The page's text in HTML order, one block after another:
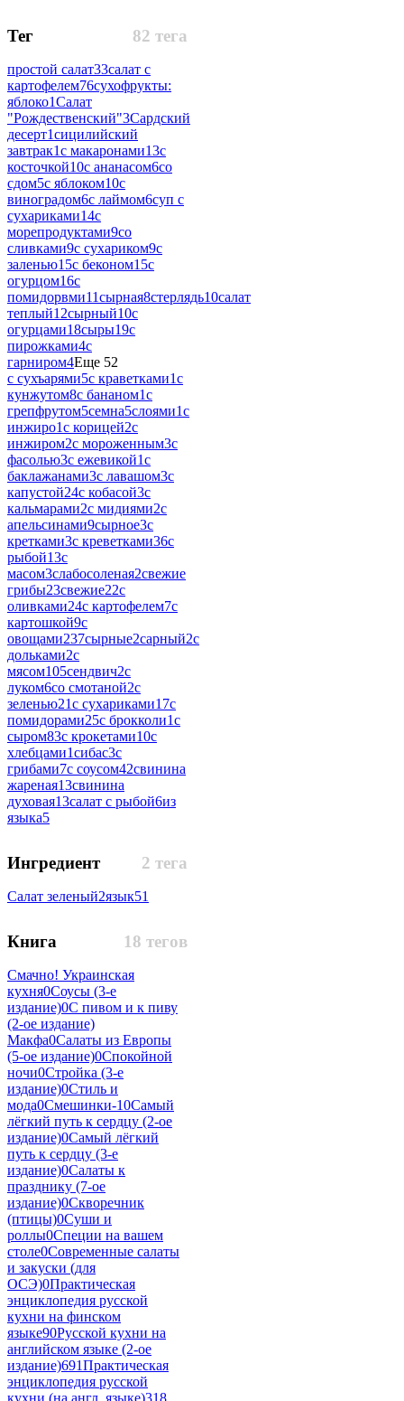
82 тега
Тег
простой салат33салат с
картофелем76сухофрукты:
яблоко1Салат
"Рождественский"3Сардский
десерт1сицилийский
завтрак1с макаронами13с
косточкой10с ананасом6со
сдом5с яблоком10с
виноградом6с лаймом6суп с
сухариками14с
морепродуктами9со
сливками9с сухариком9с
заленью15с беконом15с
огурцом16с
помидорвми11сырная8стерлядь10салат
теплый12сырный10с
огурцами18сыры19с
пирожками4с
гарниром4Еще 52
с сухъарями5с краветками1с
кунжутом8с бананом1с
грепфрутом5семна5слоями1с
инжиро1с корицей2с
инжиром2с мороженным3с
фасолью3с ежевикой1с
баклажанами3с лавашом3с
капустой24с кобасой3с
кальмарами2с мидиями2с
апельсинами9сырное3с
кретками3с креветками36с
рыбой13с
масом3слабосоленая2свежие
грибы23свежие22с
оливками24с картофелем7с
картошкой9с
овощами237сырные2сарный2с
дольками2с
мясом105сендвич2с
луком6со смотаной2с
зеленью21с сухариками17с
помидорами25с брокколи1с
сыром83с крокетами10с
хлебцами1сибас3с
грибами7с соусом42свинина
жареная13свинина
духовая13салат с рыбой6из
языка5
2 тега
Ингредиент
Салат зеленый2язык51
18 тегов
Книга
Смачно! Украинская
кухня0Соусы (3-е
издание)0С пивом и к пиву
(2-ое издание)
Макфа0Салаты из Европы
(5-ое издание)0Спокойной
ночи0Стройка (3-е
издание)0Стиль и
мода0Смешинки-10Самый
лёгкий путь к сердцу (2-ое
издание)0Самый лёгкий
путь к сердцу (3-е
издание)0Салаты к
празднику (7-ое
издание)0Скворечник
(птицы)0Суши и
роллы0Специи на вашем
столе0Современные салаты
и закуски (для
ОСЭ)0Практическая
энциклопедия русской
кухни на финском
языке90Русской кухни на
английском языке (2-ое
издание)691Практическая
энциклопедия русской
кухни (на англ. языке)318